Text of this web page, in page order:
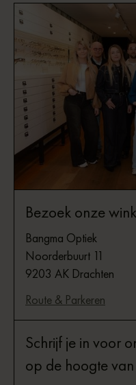
Bezoek onze
Bangma Optiek
Noorderbuurt 11
9203 AK Drachten
Route & Parkeren
Schrijf je in voor
op de hoogte van